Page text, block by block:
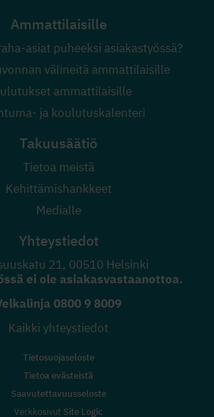
Ammattilaisille
asiat puheeksi asiakastyössä?
välineitä ammattilaisille
ammattilaisille
ja koulutuskalenteri
Takuusäätiö
Tietoa meistä
Kehittämishankkeet
Medialle
Yhteystiedot
21, 00510 Helsinki
ei ole asiakasvastaanottoa.
0800 9 8009
Kaikki yhteystiedot
Tietosuojaseloste
Tietoa evästeistä
Saavutettavuusseloste
Verkkosivut Site Logic